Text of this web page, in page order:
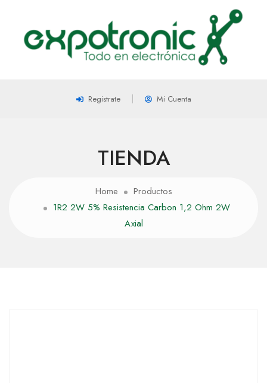
Registrate Mi Cuenta
TIENDA
Home
Productos
1R2 2W 5% Resistencia Carbon 1,2 Ohm 2W
Axial